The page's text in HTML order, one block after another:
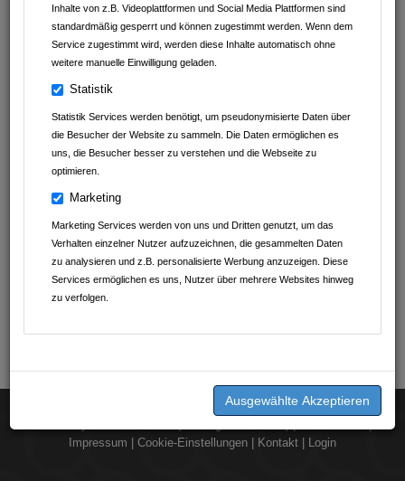
Inhalte von z.B. Videoplattformen und Social Media Plattformen sind
standardmäßig gesperrt und können zugestimmt werden. Wenn dem
Service zugestimmt wird, werden diese Inhalte automatisch ohne
weitere manuelle Einwilligung geladen.
Statistik
Statistik Services werden benötigt, um pseudonymisierte Daten über
die Besucher der Website zu sammeln. Die Daten ermöglichen es
uns, die Besucher besser zu verstehen und die Webseite zu
optimieren.
Marketing
Marketing Services werden von uns und Dritten genutzt, um das
Verhalten einzelner Nutzer aufzuzeichnen, die gesammelten Daten
zu analysieren und z.B. personalisierte Werbung anzuzeigen. Diese
Services ermöglichen es uns, Nutzer über mehrere Websites hinweg
zu verfolgen.
Impressum
Cookie-Einstellungen Kontakt Login